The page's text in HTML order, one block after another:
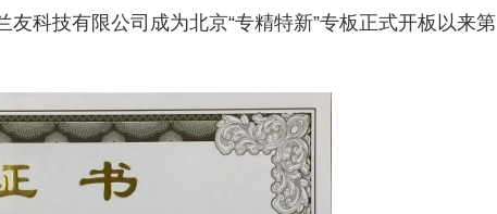
科技有限公司成为北京“专精特新”专板正式开板以来第